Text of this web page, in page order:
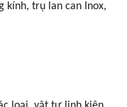
kính, trụ lan can Inox,